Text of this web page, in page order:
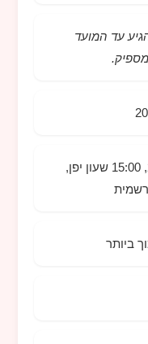
עד המועד
30 ביולי 2026, 15:00 שעון יפן,
ביותר